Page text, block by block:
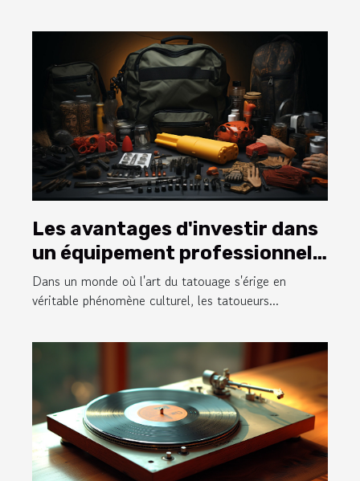
Les avantages d'investir dans
un équipement professionnel
pour les tatoueurs
Dans un monde où l'art du tatouage s'érige en
véritable phénomène culturel, les tatoueurs...